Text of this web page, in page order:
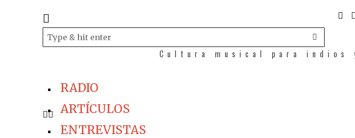
Cultura musical para indios
RADIO
ARTÍCULOS
ENTREVISTAS